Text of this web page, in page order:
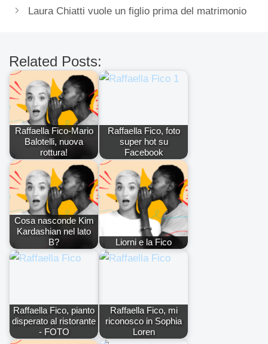
Laura Chiatti vuole un figlio prima del matrimonio
Related Posts:
Raffaella Fico-Mario
Balotelli, nuova
rottura!
Raffaella Fico, foto
super hot su
Facebook
Cosa nasconde Kim
Kardashian nel lato
B?
Liorni e la Fico
Raffaella Fico, pianto
disperato al ristorante
- FOTO
Raffaella Fico, mi
riconosco in Sophia
Loren